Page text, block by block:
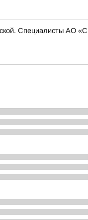
Специалисты АО